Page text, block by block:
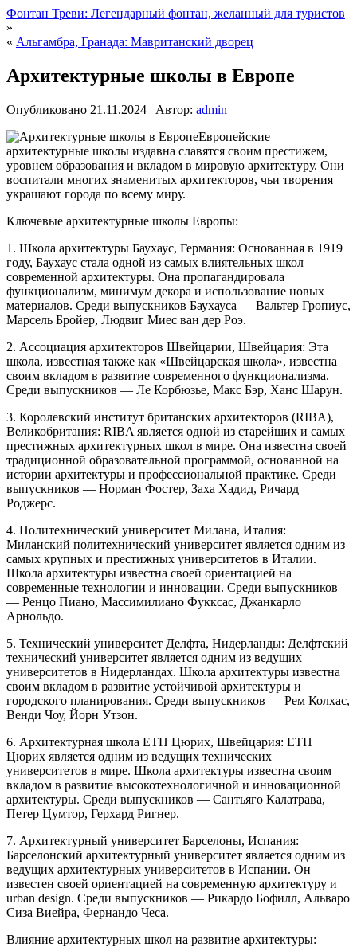
Фонтан Треви: Легендарный фонтан, желанный для туристов
»
« Альгамбра, Гранада: Мавританский дворец
Архитектурные школы в Европе
Опубликовано 21.11.2024 | Автор: admin
Европейские
архитектурные школы издавна славятся своим престижем,
уровнем образования и вкладoм в мировую архитектуру. Они
воспитали многих знаменитых архитекторов, чьи творения
украшают города по всему миру.
Ключевые архитектурные школы Европы:
1. Школа архитектуры Баухаус, Германия: Основанная в 1919
году, Баухаус стала одной из самых влиятельных школ
современной архитектуры. Она пропагандировала
функционализм, минимум декора и использование новых
материалов. Среди выпускников Баухауса — Вальтер Гропиус,
Марсель Бройер, Людвиг Миес ван дер Роэ.
2. Ассоциация архитекторов Швейцарии, Швейцария: Эта
школа, известная также как «Швейцарская школа», известна
своим вкладом в развитие современного функционализма.
Среди выпускников — Ле Корбюзье, Макс Бэр, Ханс Шарун.
3. Королевский институт британских архитекторов (RIBA),
Великобритания: RIBA является одной из старейших и самых
престижных архитектурных школ в мире. Она известна своей
традиционной образовательной программой, основанной на
истории архитектуры и профессиональной практике. Среди
выпускников — Норман Фостер, Заха Хадид, Ричард
Роджерс.
4. Политехнический университет Милана, Италия:
Миланский политехнический университет является одним из
самых крупных и престижных университетов в Италии.
Школа архитектуры известна своей ориентацией на
современные технологии и инновации. Среди выпускников
— Ренцо Пиано, Массимилиано Фукксас, Джанкарло
Арнольдо.
5. Технический университет Делфта, Нидерланды: Делфтский
технический университет является одним из ведущих
университетов в Нидерландах. Школа архитектуры известна
своим вкладом в развитие устойчивой архитектуры и
городского планирования. Среди выпускников — Рем Колхас,
Венди Чоу, Йорн Утзон.
6. Архитектурная школа ETH Цюрих, Швейцария: ETH
Цюрих является одним из ведущих технических
университетов в мире. Школа архитектуры известна своим
вкладом в развитие высокотехнологичной и инновационной
архитектуры. Среди выпускников — Сантьяго Калатрава,
Петер Цумтор, Герхард Ригнер.
7. Архитектурный университет Барселоны, Испания:
Барселонский архитектурный университет является одним из
ведущих архитектурных университетов в Испании. Он
известен своей ориентацией на современную архитектуру и
urban design. Среди выпускников — Рикардо Бофилл, Альваро
Сиза Виейра, Фернандо Чеса.
Влияние архитектурных школ на развитие архитектуры: